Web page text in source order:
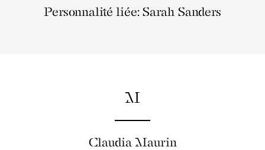
Personnalité liée: Sarah Sanders
M
Claudia Maurin